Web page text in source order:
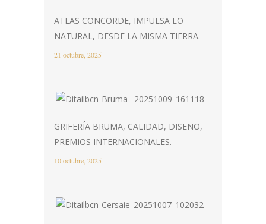
ATLAS CONCORDE, IMPULSA LO
NATURAL, DESDE LA MISMA TIERRA.
21 octubre, 2025
GRIFERÍA BRUMA, CALIDAD, DISEÑO,
PREMIOS INTERNACIONALES.
10 octubre, 2025